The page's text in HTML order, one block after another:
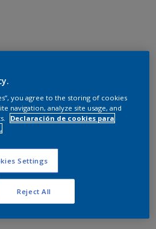
you agree to the storing of cookies
navigation, analyze site usage, and
Declaración de cookies para
Settings
Reject All